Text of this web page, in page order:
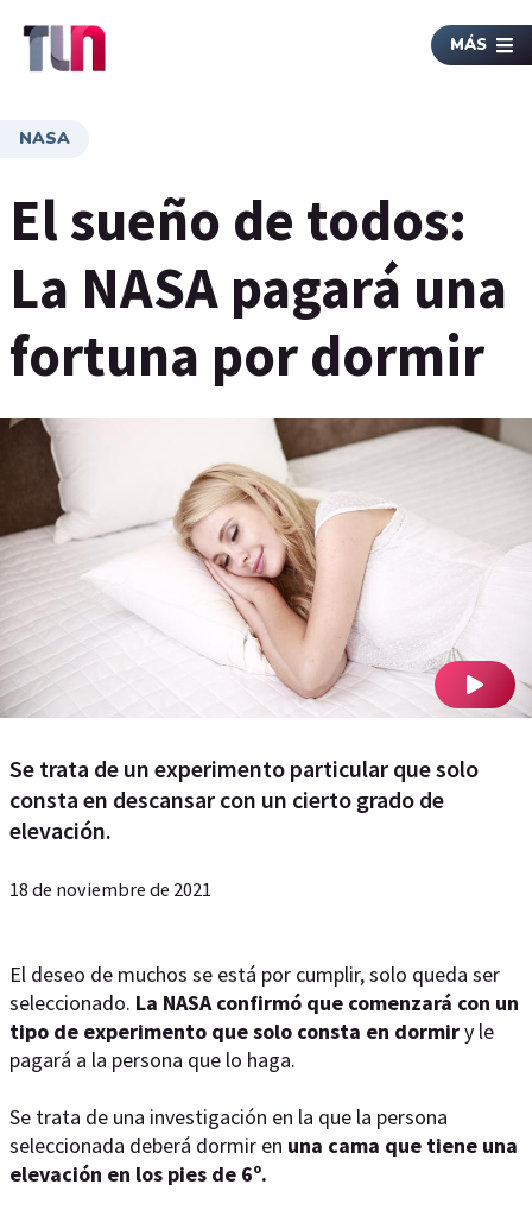
MÁS
NASA
El sueño de todos:
La NASA pagará una
fortuna por dormir
Se trata de un experimento particular que solo
consta en descansar con un cierto grado de
elevación.
18 de noviembre de 2021
El deseo de muchos se está por cumplir, solo queda ser
seleccionado. La NASA confirmó que comenzará con un
tipo de experimento que solo consta en dormiry le
pagará a la persona que lo haga.
Se trata de una investigación en la que la persona
seleccionada deberá dormir en una cama que tiene una
elevación en los pies de 6º.